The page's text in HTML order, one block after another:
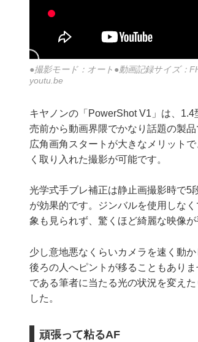
●撮影モード：オート●動画記録サイズ：
youtu.be
キヤノンの「PowerShot V1」は、
売前から動画界隈でかなり話題の製
広角画角スタートが大きなメリット
く取り入れた撮影が可能です。
光学式手ブレ補正は静止画撮影時で5
が効果的です。ジンバルを使用しな
象も見られず、驚くほど綺麗な映像が
少し意地悪なくらいカメラを速く動
後ろの人へピントが移ることもあり
である筆者に当たる光の状況を変え
した。
頑張って粘るAF